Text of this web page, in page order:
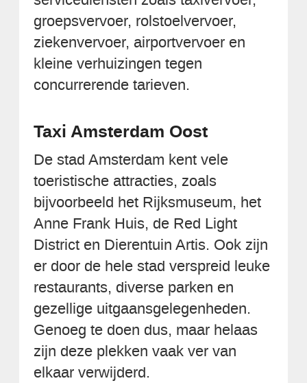
groepsvervoer, rolstoelvervoer,
ziekenvervoer, airportvervoer en
kleine verhuizingen tegen
concurrerende tarieven.
Taxi Amsterdam Oost
De stad Amsterdam kent vele
toeristische attracties, zoals
bijvoorbeeld het Rijksmuseum, het
Anne Frank Huis, de Red Light
District en Dierentuin Artis. Ook zijn
er door de hele stad verspreid leuke
restaurants, diverse parken en
gezellige uitgaansgelegenheden.
Genoeg te doen dus, maar helaas
zijn deze plekken vaak ver van
elkaar verwijderd.